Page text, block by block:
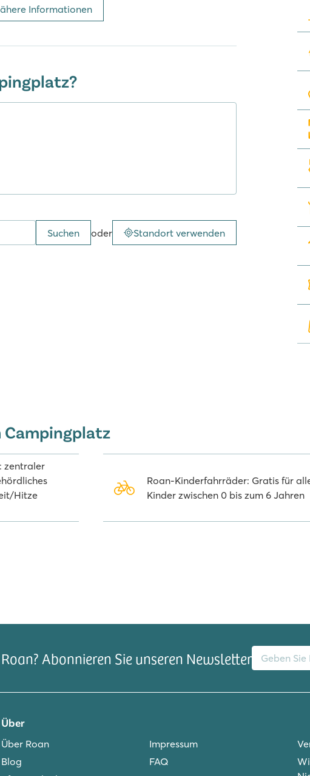
Restaurant kulinarisch verwöhnen lassen und
der geselligen Bar vorbeischauen.
digitales
oder San Gimignano. Unternehmen Sie auch
wenn Sie schon einmal in der Gegend sind! Wer
bleibt, dem empfehlen wir einen Ausflug nach
können und dazu die passenden Weine serviert
Informationen
Suchen oder Standort verwenden
Campingplatz
zentraler
Hitze
Roan-Kinderfahrräder: Gratis für
Kinder zwischen 0 bis zum 6 Jahren
Abonnieren Sie unseren Newsletter
E-Mail-Adresse
Über
Über Roan
Blog
Impressum
FAQ